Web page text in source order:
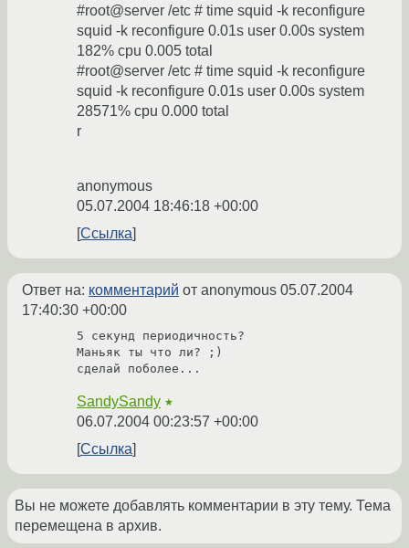
#root@server /etc # time squid -k reconfigure
squid -k reconfigure 0.01s user 0.00s system
182% cpu 0.005 total
#root@server /etc # time squid -k reconfigure
squid -k reconfigure 0.01s user 0.00s system
28571% cpu 0.000 total
r
anonymous
05.07.2004 18:46:18 +00:00
Ссылка
Ответ на: комментарий от anonymous 05.07.2004
17:40:30 +00:00
5 секунд периодичность?
Маньяк ты что ли? ;)
сделай поболее...
SandySandy ★
06.07.2004 00:23:57 +00:00
Ссылка
Вы не можете добавлять комментарии в эту тему. Тема
перемещена в архив.